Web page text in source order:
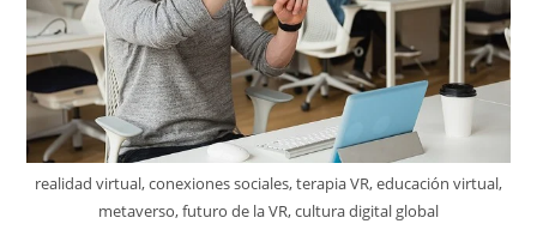
realidad virtual, conexiones sociales, terapia VR, educación virtual,
metaverso, futuro de la VR, cultura digital global